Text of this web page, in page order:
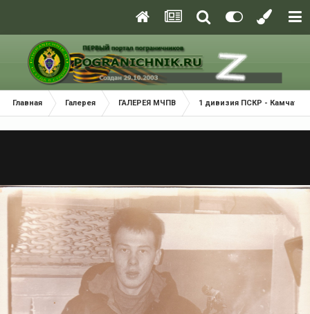
Главная Галерея ГАЛЕРЕЯ МЧПВ 1 дивизия ПСКР - Камчатка